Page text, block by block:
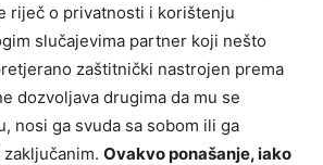
riječ o privatnosti i korištenju
slučajevima partner koji nešto
zaštitnički nastrojen prema
dozvoljava drugima da mu se
nosi ga svuda sa sobom ili ga
Ovakvo ponašanje, iako